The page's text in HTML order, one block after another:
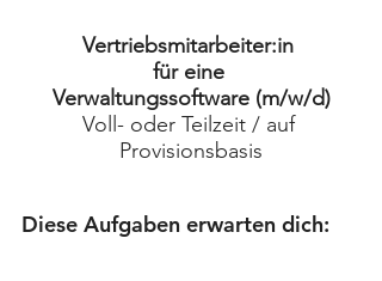
Vertriebsmitarbeiter:in
für eine
Verwaltungssoftware (m/w/d)
Voll- oder Teilzeit / auf
Provisionsbasis
Diese Aufgaben erwarten dich: